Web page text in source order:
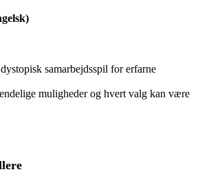
samarbejdsspil for erfarne
muligheder og hvert valg kan være